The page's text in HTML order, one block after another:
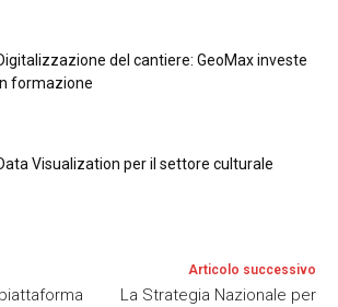
del cantiere: GeoMax investe
formazione
Visualization per il settore culturale
Articolo successivo
La Strategia Nazionale per